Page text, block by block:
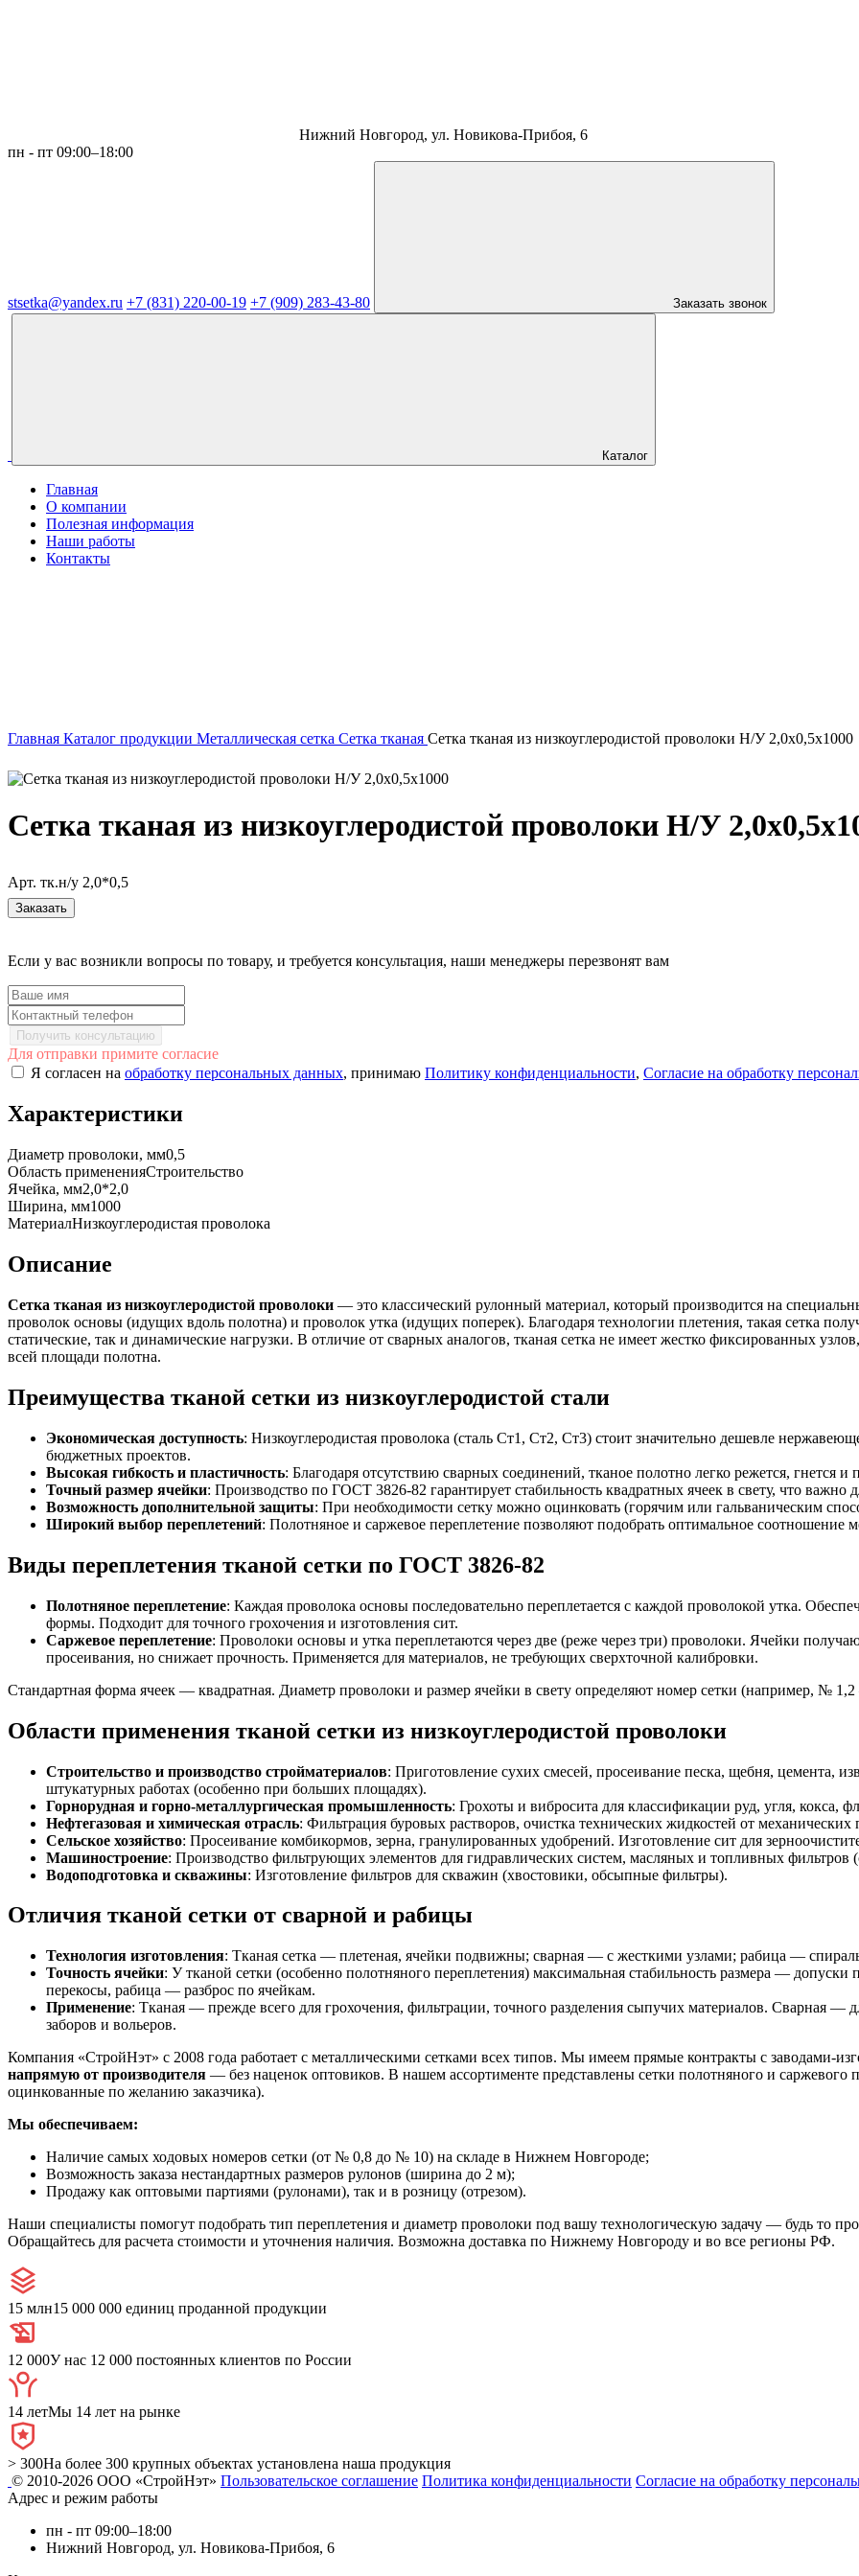
Нижний Новгород, ул. Новикова-Прибоя, 6
пн - пт 09:00–18:00
stsetka@yandex.ru +7 (831) 220-00-19 +7 (909) 283-43-80 Заказать звонок
Каталог
Главная
О компании
Полезная информация
Наши работы
Контакты
Главная Каталог продукции Металлическая сетка Сетка тканая Сетка тканая из низкоуглеродистой проволоки Н/У 2,0х0,5х1000
Сетка тканая из низкоуглеродистой проволоки Н/У
Арт. тк.н/у 2,0*0,5
Заказать
Если у вас возникли вопросы по товару, и требуется консультация, наши менеджеры перезвонят вам
Получить консультацию
Для отправки примите согласие
Я согласен на обработку персональных данных, принимаю Политику конфиденциальности, Согласие на обработку
Характеристики
Диаметр проволоки, мм0,5
Область примененияСтроительство
Ячейка, мм2,0*2,0
Ширина, мм1000
МатериалНизкоуглеродистая проволока
Описание
Сетка тканая из низкоуглеродистой проволоки — это классический рулонный материал, который производится на
проволок основы (идущих вдоль полотна) и проволок утка (идущих поперек). Благодаря технологии плетения, такая сетка
статические, так и динамические нагрузки. В отличие от сварных аналогов, тканая сетка не имеет жестко фиксированных
всей площади полотна.
Преимущества тканой сетки из низкоуглеродистой стали
Экономическая доступность: Низкоуглеродистая проволока (сталь Ст1, Ст2, Ст3) стоит значительно дешевле
бюджетных проектов.
Высокая гибкость и пластичность: Благодаря отсутствию сварных соединений, тканое полотно легко режется, гнется
Точный размер ячейки: Производство по ГОСТ 3826-82 гарантирует стабильность квадратных ячеек в свету, что
Возможность дополнительной защиты: При необходимости сетку можно оцинковать (горячим или гальваническим
Широкий выбор переплетений: Полотняное и саржевое переплетение позволяют подобрать оптимальное
Виды переплетения тканой сетки по ГОСТ 3826-82
Полотняное переплетение: Каждая проволока основы последовательно переплетается с каждой проволокой утка.
формы. Подходит для точного грохочения и изготовления сит.
Саржевое переплетение: Проволоки основы и утка переплетаются через две (реже через три) проволоки. Ячейки
просеивания, но снижает прочность. Применяется для материалов, не требующих сверхточной калибровки.
Стандартная форма ячеек — квадратная. Диаметр проволоки и размер ячейки в свету определяют номер сетки (например, №
Области применения тканой сетки из низкоуглеродистой проволоки
Строительство и производство стройматериалов: Приготовление сухих смесей, просеивание песка, щебня, цемента,
штукатурных работах (особенно при больших площадях).
Горнорудная и горно-металлургическая промышленность: Грохоты и вибросита для классификации руд, угля, кокса,
Нефтегазовая и химическая отрасль: Фильтрация буровых растворов, очистка технических жидкостей от механических
Сельское хозяйство: Просеивание комбикормов, зерна, гранулированных удобрений. Изготовление сит для
Машиностроение: Производство фильтрующих элементов для гидравлических систем, масляных и топливных фильтров
Водоподготовка и скважины: Изготовление фильтров для скважин (хвостовики, обсыпные фильтры).
Отличия тканой сетки от сварной и рабицы
Технология изготовления: Тканая сетка — плетеная, ячейки подвижны; сварная — с жесткими узлами; рабица —
Точность ячейки: У тканой сетки (особенно полотняного переплетения) максимальная стабильность размера —
перекосы, рабица — разброс по ячейкам.
Применение: Тканая — прежде всего для грохочения, фильтрации, точного разделения сыпучих материалов. Сварная
заборов и вольеров.
Компания «СтройНэт» с 2008 года работает с металлическими сетками всех типов. Мы имеем прямые контракты с заводами-
напрямую от производителя — без наценок оптовиков. В нашем ассортименте представлены сетки полотняного и саржевого
оцинкованные по желанию заказчика).
Мы обеспечиваем:
Наличие самых ходовых номеров сетки (от № 0,8 до № 10) на складе в Нижнем Новгороде;
Возможность заказа нестандартных размеров рулонов (ширина до 2 м);
Продажу как оптовыми партиями (рулонами), так и в розницу (отрезом).
Наши специалисты помогут подобрать тип переплетения и диаметр проволоки под вашу технологическую задачу — будь то
Обращайтесь для расчета стоимости и уточнения наличия. Возможна доставка по Нижнему Новгороду и во все регионы РФ.
15 млн15 000 000 единиц проданной продукции
12 000У нас 12 000 постоянных клиентов по России
14 летМы 14 лет на рынке
> 300На более 300 крупных объектах установлена наша продукция
© 2010-2026 ООО «СтройНэт» Пользовательское соглашение Политика конфиденциальности Согласие на обработку
Адрес и режим работы
пн - пт 09:00–18:00
Нижний Новгород, ул. Новикова-Прибоя, 6